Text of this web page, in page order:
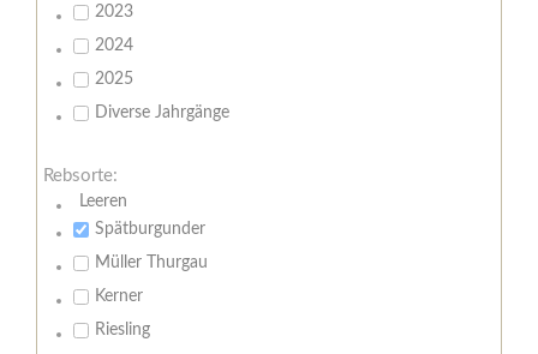
2023
2024
2025
Diverse Jahrgänge
Rebsorte:
Leeren
Spätburgunder
Müller Thurgau
Kerner
Riesling